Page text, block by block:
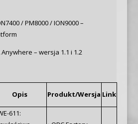
/ PM8000 / ION9000 –
Anywhere – wersja 1.1 i 1.2
Opis Produkt/Wersja Link
611: